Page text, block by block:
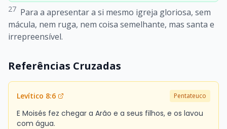
27 Para a apresentar a si mesmo igreja gloriosa, sem
mácula, nem ruga, nem coisa semelhante, mas santa e
irrepreensível.
Referências Cruzadas
Levítico 8:6 Pentateuco
E Moisés fez chegar a Arão e a seus filhos, e os lavou
com água.